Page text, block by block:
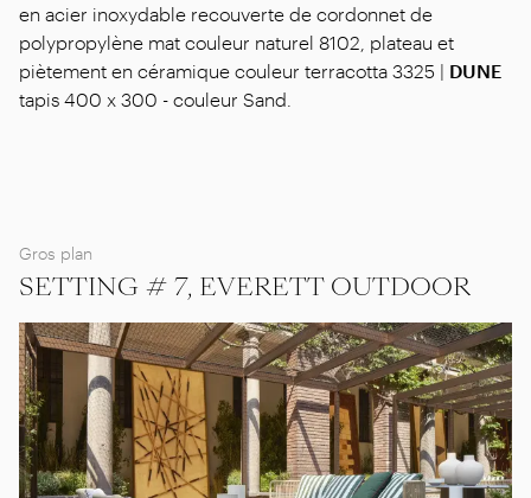
en acier inoxydable recouverte de cordonnet de
polypropylène mat couleur naturel 8102, plateau et
piètement en céramique couleur terracotta 3325 | DUNE
tapis 400 x 300 - couleur Sand.
Gros plan
SETTING # 7, EVERETT OUTDOOR